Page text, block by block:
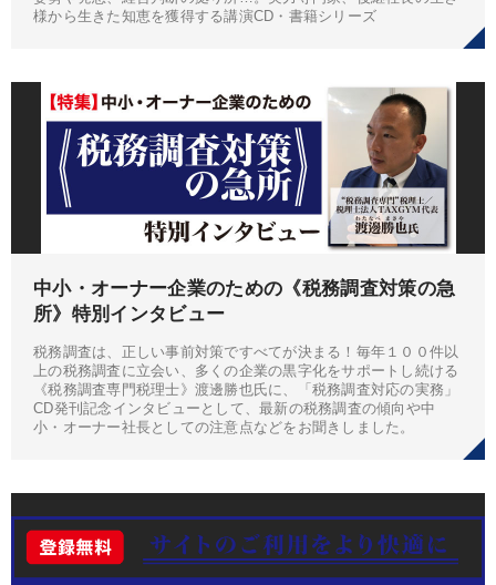
様から生きた知恵を獲得する講演CD・書籍シリーズ
中小・オーナー企業のための《税務調査対策の急
所》特別インタビュー
税務調査は、正しい事前対策ですべてが決まる！毎年１００件以
上の税務調査に立会い、多くの企業の黒字化をサポートし続ける
《税務調査専門税理士》渡邊勝也氏に、「税務調査対応の実務」
CD発刊記念インタビューとして、最新の税務調査の傾向や中
小・オーナー社長としての注意点などをお聞きしました。